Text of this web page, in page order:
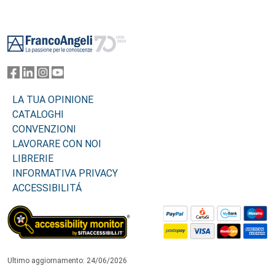
LA TUA OPINIONE
CATALOGHI
CONVENZIONI
LAVORARE CON NOI
LIBRERIE
INFORMATIVA PRIVACY
ACCESSIBILITÁ
Ultimo aggiornamento: 24/06/2026